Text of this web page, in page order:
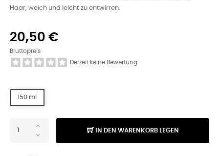
Haar, weich und leicht zu entwirren.
20,50 €
Bruttopreis
Derzeit keine Bewertung
150 ml
IN DEN WARENKORB LEGEN